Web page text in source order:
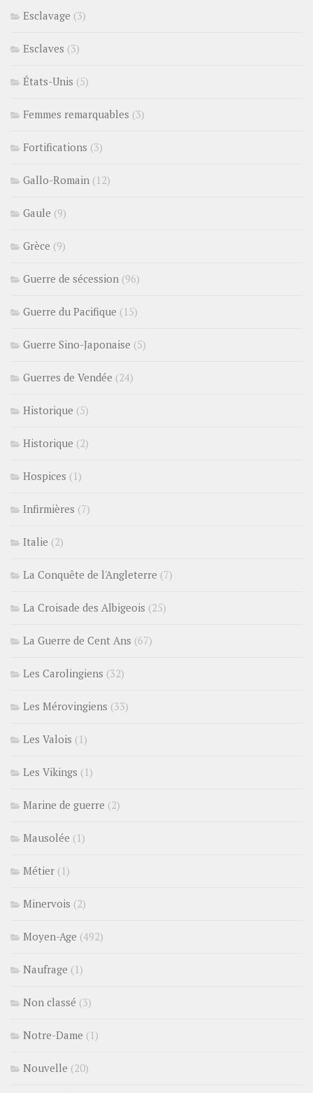
Esclavage (3)
Esclaves (3)
États-Unis (5)
Femmes remarquables (3)
Fortifications (3)
Gallo-Romain (12)
Gaule (9)
Grèce (9)
Guerre de sécession (96)
Guerre du Pacifique (15)
Guerre Sino-Japonaise (5)
Guerres de Vendée (24)
Historique (5)
Historique (2)
Hospices (1)
Infirmières (7)
Italie (2)
La Conquête de l'Angleterre (7)
La Croisade des Albigeois (25)
La Guerre de Cent Ans (67)
Les Carolingiens (32)
Les Mérovingiens (33)
Les Valois (1)
Les Vikings (1)
Marine de guerre (2)
Mausolée (1)
Métier (1)
Minervois (2)
Moyen-Age (492)
Naufrage (1)
Non classé (3)
Notre-Dame (1)
Nouvelle (20)